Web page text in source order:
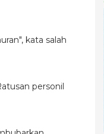
kata salah
personil